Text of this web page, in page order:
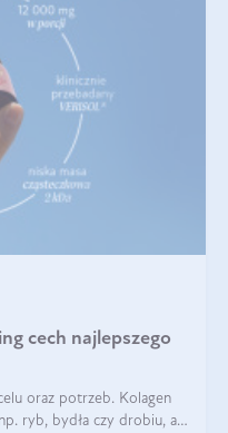
cech najlepszego
oraz potrzeb. Kolagen
ryb, bydła czy drobiu, a